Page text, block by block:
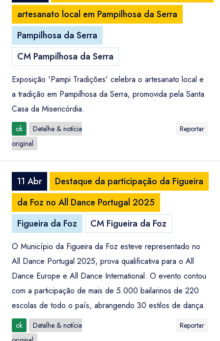
artesanato local em Pampilhosa da Serra
Pampilhosa da Serra
CM Pampilhosa da Serra
Exposição 'Pampi Tradições' celebra o artesanato local e
a tradição em Pampilhosa da Serra, promovida pela Santa
Casa da Misericórdia.
ok
Detalhe & notícia
original
Reportar
11 Abr
Destaque da participação da Figueira
da Foz no All Dance Portugal 2025
Figueira da Foz
CM Figueira da Foz
O Município da Figueira da Foz esteve representado no
All Dance Portugal 2025, prova qualificativa para o All
Dance Europe e All Dance International. O evento contou
com a participação de mais de 5.000 bailarinos de 220
escolas de todo o país, abrangendo 30 estilos de dança.
ok
Detalhe & notícia
Reportar